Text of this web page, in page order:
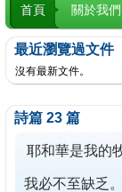
首頁 關於我們
最近瀏覽過文件
沒有最新文件。
詩篇 23 篇
耶和華是我的
我必不至缺乏。
今已篩檢出